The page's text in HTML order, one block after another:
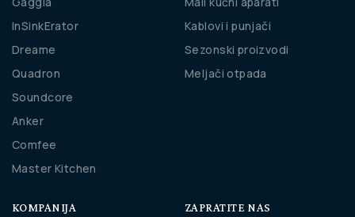
InSinkErator
Dreame
Quadron
Soundcore
Anker
Comfee
Master Kitchen
Kablovi i punjači
Sezonski proizvodi
Meljači otpada
KOMPANIJA ZAPRATITE NAS